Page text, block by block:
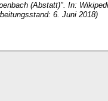
(Abstatt)". In:
6. Juni 2018)